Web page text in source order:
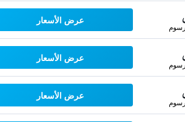
عرض الأسعار
عرض الأسعار
عرض الأسعار